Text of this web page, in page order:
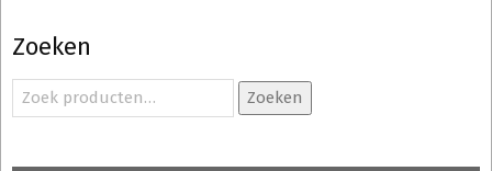
Zoeken
Zoeken
naar:
Zoeken